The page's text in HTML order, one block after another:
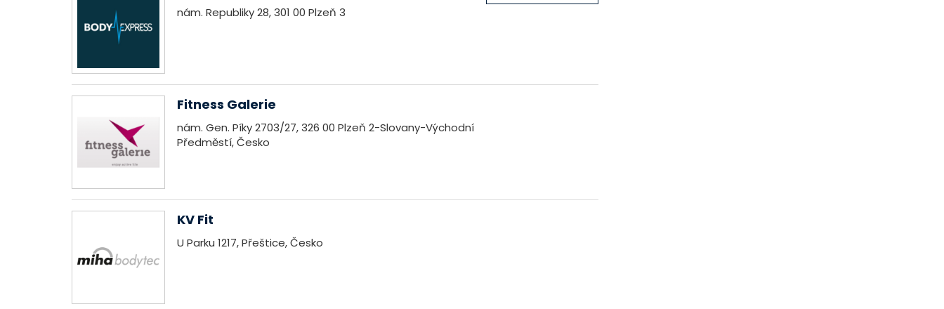
nám. Republiky 28, 301 00 Plzeň 3
Fitness Galerie
nám. Gen. Píky 2703/27, 326 00 Plzeň 2-Slovany-Východní
Předměstí, Česko
KV Fit
U Parku 1217, Přeštice, Česko